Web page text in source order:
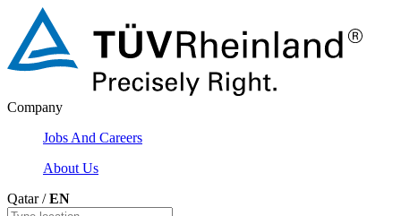
Company
Jobs And Careers
About Us
Qatar /EN